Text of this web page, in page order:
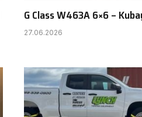
G Class W463A 6×6 –
27.06.2026